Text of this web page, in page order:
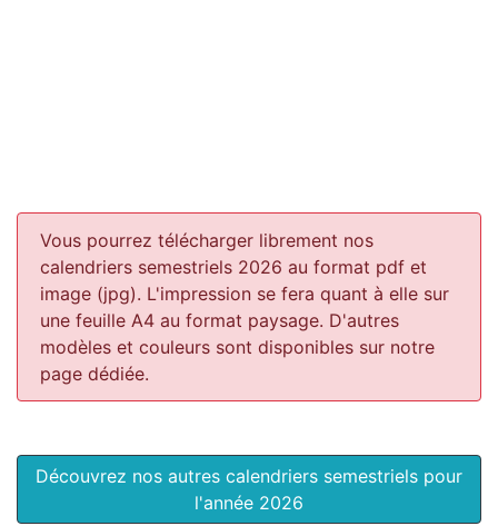
Vous pourrez télécharger librement nos
calendriers semestriels 2026 au format pdf et
image (jpg). L'impression se fera quant à elle sur
une feuille A4 au format paysage. D'autres
modèles et couleurs sont disponibles sur notre
page dédiée.
Découvrez nos autres calendriers semestriels pour
l'année 2026